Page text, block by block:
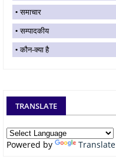
समाचार
सम्पादकीय
कौन-क्या है
TRANSLATE
Powered by Translate